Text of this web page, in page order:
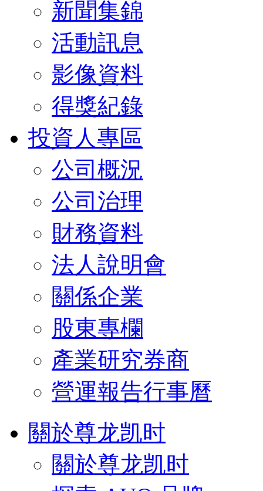
新聞集錦
活動訊息
影像資料
得獎紀錄
投資人專區
公司概況
公司治理
財務資料
法人說明會
關係企業
股東專欄
產業研究券商
營運報告行事曆
關於尊龙凯时
關於尊龙凯时